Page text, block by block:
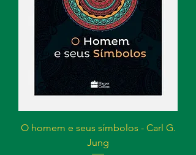
O homem e seus símbolos - Carl G.
Jung